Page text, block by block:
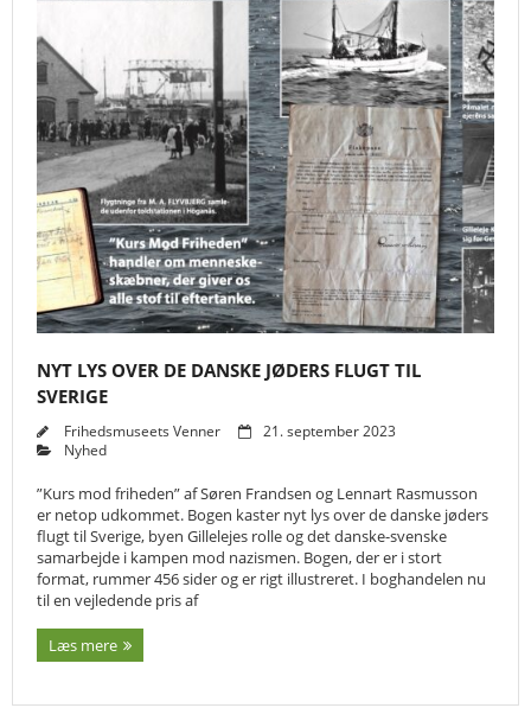
NYT LYS OVER DE DANSKE JØDERS FLUGT TIL
SVERIGE
Frihedsmuseets Venner
21. september 2023
Nyhed
”Kurs mod friheden” af Søren Frandsen og Lennart Rasmusson
er netop udkommet. Bogen kaster nyt lys over de danske jøders
flugt til Sverige, byen Gillelejes rolle og det danske-svenske
samarbejde i kampen mod nazismen. Bogen, der er i stort
format, rummer 456 sider og er rigt illustreret. I boghandelen nu
til en vejledende pris af
Læs mere